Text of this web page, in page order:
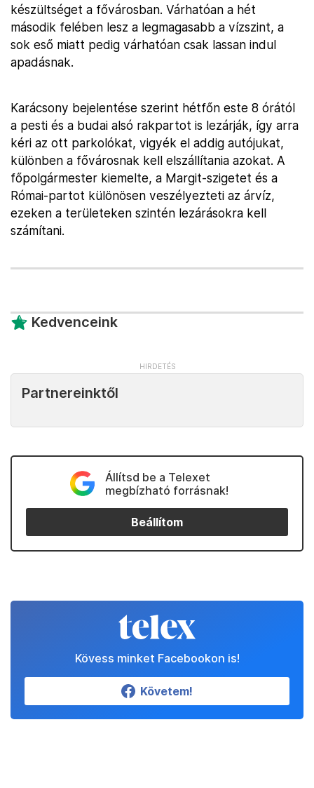
készültséget a fővárosban. Várhatóan a hét
második felében lesz a legmagasabb a vízszint, a
sok eső miatt pedig várhatóan csak lassan indul
apadásnak.
Karácsony bejelentése szerint hétfőn este 8 órától
a pesti és a budai alsó rakpartot is lezárják, így arra
kéri az ott parkolókat, vigyék el addig autójukat,
különben a fővárosnak kell elszállítania azokat. A
főpolgármester kiemelte, a Margit-szigetet és a
Római-partot különösen veszélyezteti az árvíz,
ezeken a területeken szintén lezárásokra kell
számítani.
Kedvenceink
Partnereinktől
Állítsd be a Telexet
megbízható forrásnak!
Beállítom
Kövess minket Facebookon is!
Követem!